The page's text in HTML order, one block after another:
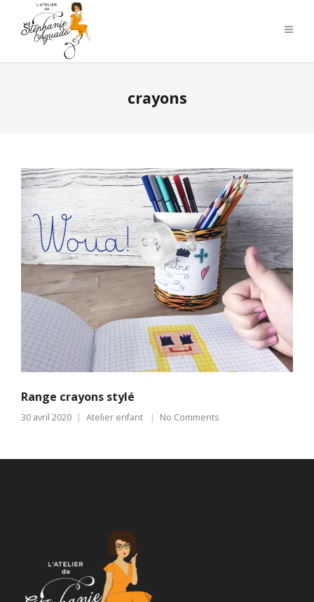
crayons
Range crayons stylé
30 avril 2020 Atelier enfant No Comments